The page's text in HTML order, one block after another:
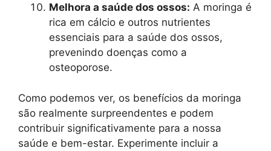
Melhora a saúde dos ossos: A moringa é
rica em cálcio e outros nutrientes
essenciais para a saúde dos ossos,
prevenindo doenças como a
osteoporose.
Como podemos ver, os benefícios da moringa
são realmente surpreendentes e podem
contribuir significativamente para a nossa
saúde e bem-estar. Experimente incluir a